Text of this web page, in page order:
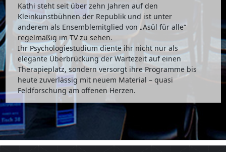
Kathi steht seit über zehn Jahren auf den
Kleinkunstbühnen der Republik und ist unter
anderem als Ensemblemitglied von „Asül für alle“
regelmäßig im TV zu sehen.
Ihr Psychologiestudium diente ihr nicht nur als
elegante Überbrückung der Wartezeit auf einen
Therapieplatz, sondern versorgt ihre Programme bis
heute zuverlässig mit neuem Material – quasi
Feldforschung am offenen Herzen.